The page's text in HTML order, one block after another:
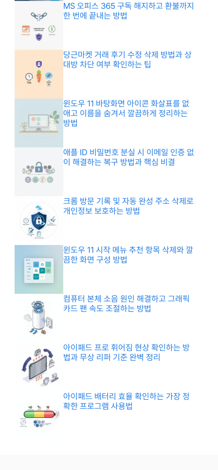
MS 오피스 365 구독 해지하고 환불까지
한 번에 끝내는 방법
당근마켓 거래 후기 수정 삭제 방법과 상
대방 차단 여부 확인하는 팁
윈도우 11 바탕화면 아이콘 화살표를 없
애고 이름을 숨겨서 깔끔하게 정리하는
방법
애플 ID 비밀번호 분실 시 이메일 인증 없
이 해결하는 복구 방법과 핵심 비결
크롬 방문 기록 및 자동 완성 주소 삭제로
개인정보 보호하는 방법
윈도우 11 시작 메뉴 추천 항목 삭제와 깔
끔한 화면 구성 방법
컴퓨터 본체 소음 원인 해결하고 그래픽
카드 팬 속도 조절하는 방법
아이패드 프로 휘어짐 현상 확인하는 방
법과 무상 리퍼 기준 완벽 정리
아이패드 배터리 효율 확인하는 가장 정
확한 프로그램 사용법